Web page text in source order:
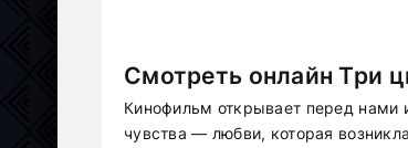
Смотреть онлайн Три
Кинофильм открывает перед
чувства — любви, которая